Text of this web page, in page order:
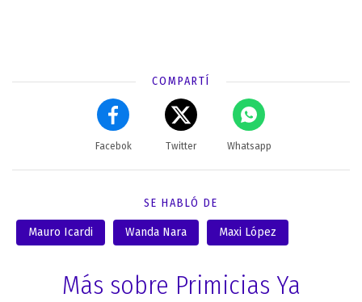
COMPARTÍ
Facebok Twitter Whatsapp
SE HABLÓ DE
Mauro Icardi Wanda Nara Maxi López
Más sobre Primicias Ya